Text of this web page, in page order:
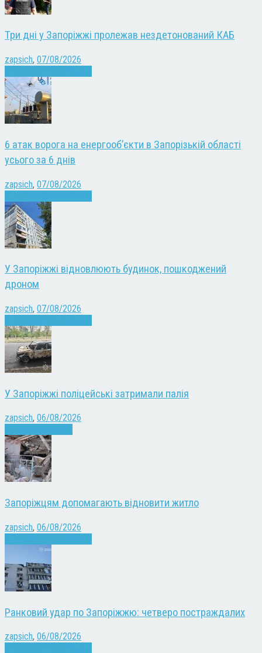
Три дні у Запоріжжі пролежав нездетонований КАБ
zapsich, 07/08/2026
6 атак ворога на енергооб’єкти в Запорізькій області
усього за 6 днів
zapsich, 07/08/2026
У Запоріжжі відновлюють будинок, пошкоджений
дроном
zapsich, 07/08/2026
У Запоріжжі поліцейські затримали палія
zapsich, 06/08/2026
Запоріжцям допомагають відновити житло
zapsich, 06/08/2026
Ранковий удар по Запоріжжю: четверо постраждалих
zapsich, 06/08/2026